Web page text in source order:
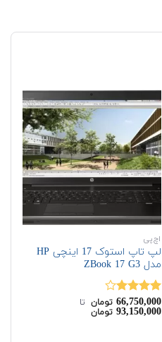
اچ‌پی
لپ تاپ استوک 17 اینچی HP
مدل ZBook 17 G3
نمره
4.00از 5
66,750,000 تومان ‌ تا ‌
93,150,000 تومان